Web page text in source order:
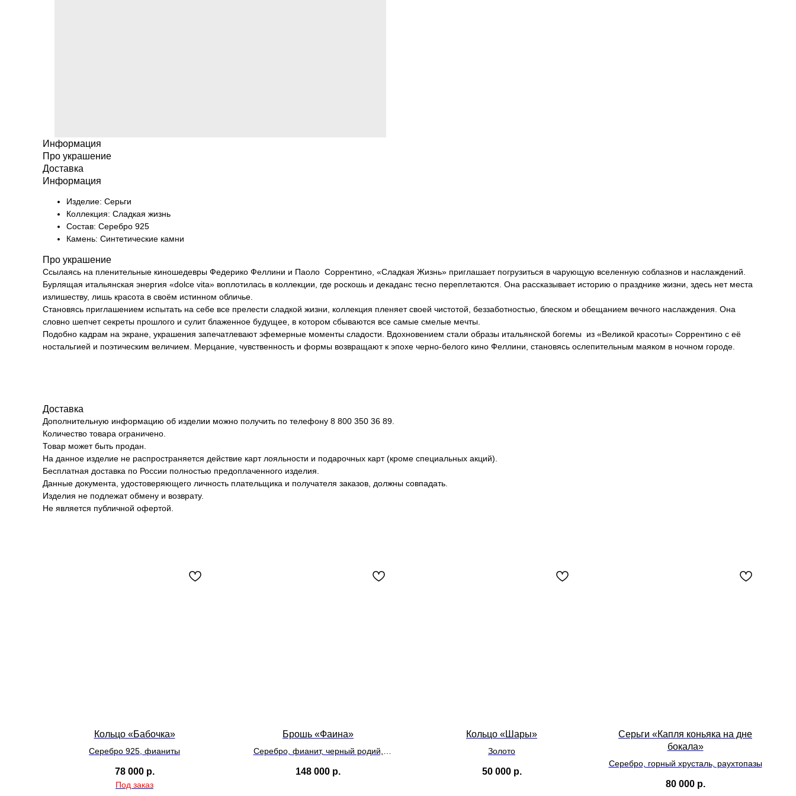
Информация
Про украшение
Доставка
Информация
Изделие: Серьги
Коллекция: Сладкая жизнь
Состав: Серебро 925
Камень: Синтетические камни
Про украшение
Ссылаясь на пленительные киношедевры Федерико Феллини и Паоло Соррентино, «Сладкая Жизнь» приглашает погрузиться в чарующую вселенную соблазнов и наслаждений.
Бурлящая итальянская энергия «dolce vita» воплотилась в коллекции, где роскошь и декаданс тесно переплетаются. Она рассказывает историю о празднике жизни, здесь нет места
излишеству, лишь красота в своём истинном обличье.
Становясь приглашением испытать на себе все прелести сладкой жизни, коллекция пленяет своей чистотой, беззаботностью, блеском и обещанием вечного наслаждения. Она
словно шепчет секреты прошлого и сулит блаженное будущее, в котором сбываются все самые смелые мечты.
Подобно кадрам на экране, украшения запечатлевают эфемерные моменты сладости. Вдохновением стали образы итальянской богемы из «Великой красоты» Соррентино с её
ностальгией и поэтическим величием. Мерцание, чувственность и формы возвращают к эпохе черно-белого кино Феллини, становясь ослепительным маяком в ночном городе.
Доставка
Дополнительную информацию об изделии можно получить по телефону 8 800 350 36 89.
Количество товара ограничено.
Товар может быть продан.
На данное изделие не распространяется действие карт лояльности и подарочных карт (кроме специальных акций).
Бесплатная доставка по России полностью предоплаченного изделия.
Данные документа, удостоверяющего личность плательщика и получателя заказов, должны совпадать.
Изделия не подлежат обмену и возврату.
Не является публичной офертой.
Кольцо «Бабочка»
Серебро 925, фианиты
78 000 р.
Брошь «Фаина»
Серебро, фианит, черный родий,
148 000 р.
Кольцо «Шары»
Золото
50 000 р.
Серьги «Капля коньяка на дне
бокала»
Серебро, горный хрусталь, раухтопазы
80 000 р.